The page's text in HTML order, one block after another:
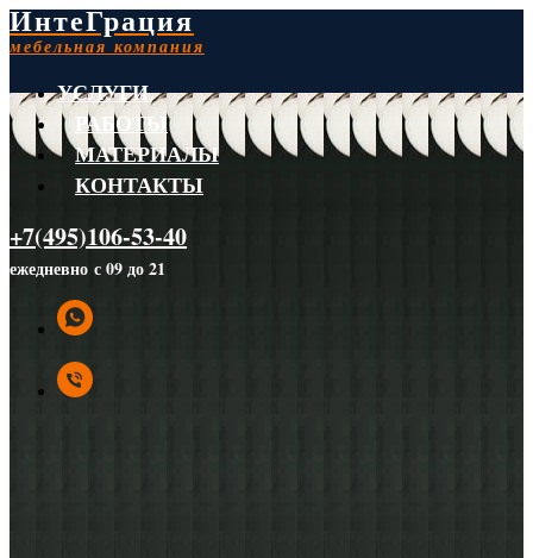
ИнтеГрация
мебельная компания
УСЛУГИ
РАБОТЫ
МАТЕРИАЛЫ
КОНТАКТЫ
+7(495)106-53-40
ежедневно с 09 до 21